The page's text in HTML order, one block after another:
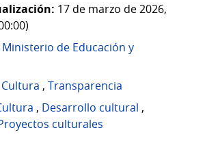
17 de marzo de 2026,
Ministerio de Educación y
Cultura , Transparencia
, Desarrollo cultural ,
culturales